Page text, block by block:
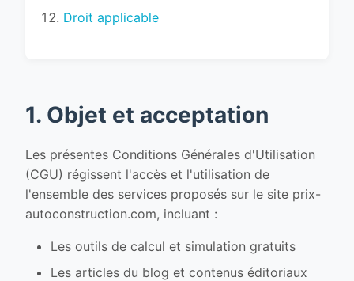
Droit applicable
1. Objet et acceptation
Les présentes Conditions Générales d'Utilisation
(CGU) régissent l'accès et l'utilisation de
l'ensemble des services proposés sur le site prix-
autoconstruction.com, incluant :
Les outils de calcul et simulation gratuits
Les articles du blog et contenus éditoriaux